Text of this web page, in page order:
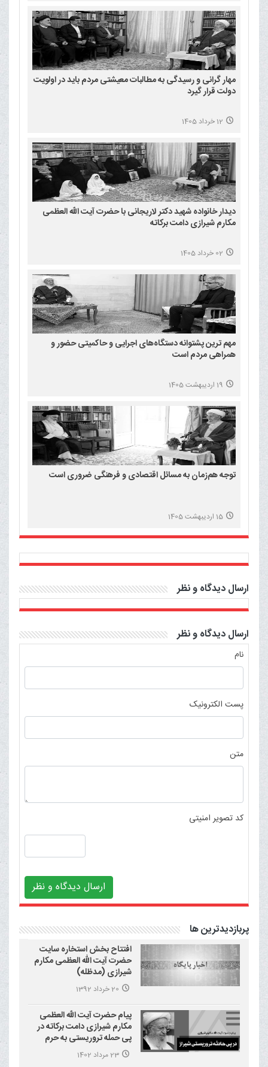
مهار گرانی و رسیدگی به مطالبات معیشتی مردم باید در اولویت
دولت قرار گیرد
12 خرداد 1405
دیدار خانواده شهید دکتر لاریجانی با حضرت آیت الله العظمی
مکارم شیرازی دامت برکاته
02 خرداد 1405
مهم ترین پشتوانه دستگاه‌های اجرایی و حاکمیتی حضور و
همراهی مردم است
19 اردیبهشت 1405
توجه هم‌زمان به مسائل اقتصادی و فرهنگی ضروری است
15 اردیبهشت 1405
ارسال دیدگاه و نظر
ارسال دیدگاه و نظر
نام
پست الکترونیک
متن
کد تصویر امنیتی
ارسال دیدگاه و نظر
پربازدیدترین ها
افتتاح بخش استخاره سایت
حضرت آیت الله العظمی مکارم
شیرازی (مدظله)
20 خرداد 1392
پیام حضرت آیت الله العظمی
مکارم شیرازی دامت برکاته در
پی حمله تروریستی به حرم
احمد بن موسی علیه السلام
(شاهچراغ)
23 مرداد 1402